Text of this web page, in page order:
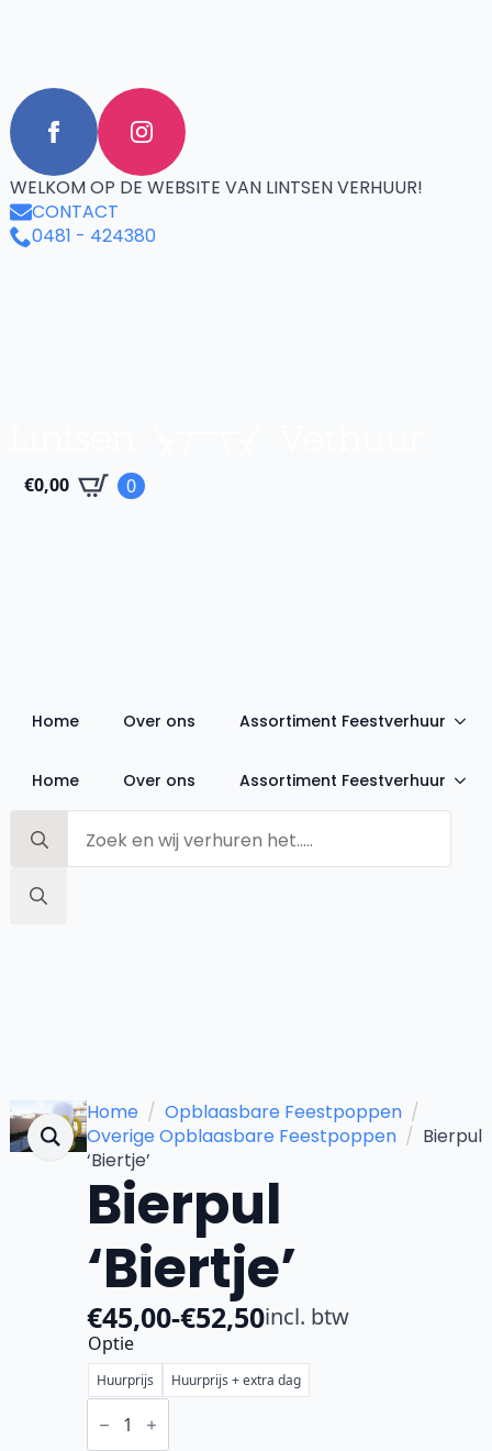
WELKOM OP DE WEBSITE VAN LINTSEN VERHUUR!
CONTACT
0481 - 424380
€0,00 0
Home Over ons Assortiment Feestverhuur
Home Over ons Assortiment Feestverhuur
for:
Home
Opblaasbare Feestpoppen
Overige Opblaasbare Feestpoppen
Bierpul
‘Biertje’
Bierpul
‘Biertje’
€45,00-€52,50
Prijsklasse:
€45,00
tot
€52,50
incl. btw
Optie
Huurprijs Huurprijs + extra dag
Bierpul
'Biertje'